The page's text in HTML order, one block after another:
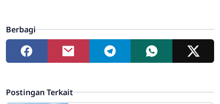
Berbagi
Postingan Terkait